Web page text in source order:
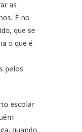
as
É no
que se
o que é
pelos
escolar
quando